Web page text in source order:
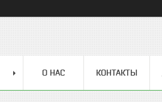
О НАС КОНТАКТЫ